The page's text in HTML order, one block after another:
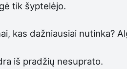
tik šyptelėjo.
kas dažniausiai nutinka?
iš pradžių nesuprato.